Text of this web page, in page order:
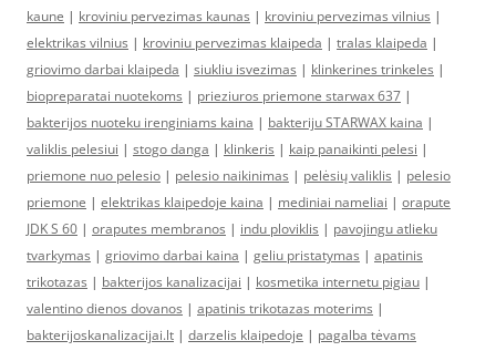
kaune | kroviniu pervezimas kaunas | kroviniu pervezimas vilnius |
elektrikas vilnius | kroviniu pervezimas klaipeda | tralas klaipeda |
griovimo darbai klaipeda | siukliu isvezimas | klinkerines trinkeles |
biopreparatai nuotekoms | prieziuros priemone starwax 637 |
bakterijos nuoteku irenginiams kaina | bakteriju STARWAX kaina |
valiklis pelesiui | stogo danga | klinkeris | kaip panaikinti pelesi |
priemone nuo pelesio | pelesio naikinimas | pelėsių valiklis | pelesio
priemone | elektrikas klaipedoje kaina | mediniai nameliai | orapute
JDK S 60 | oraputes membranos | indu ploviklis | pavojingu atlieku
tvarkymas | griovimo darbai kaina | geliu pristatymas | apatinis
trikotazas | bakterijos kanalizacijai | kosmetika internetu pigiau |
valentino dienos dovanos | apatinis trikotazas moterims |
bakterijoskanalizacijai.lt | darzelis klaipedoje | pagalba tėvams